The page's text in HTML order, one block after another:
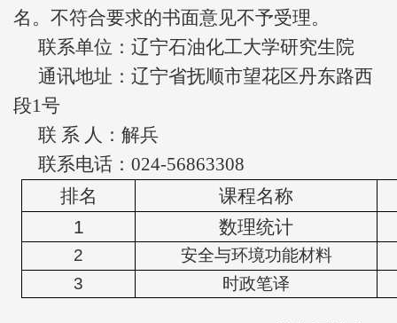
名。不符合要求的书面意见不予受理。
联系单位：辽宁石油化工大学研究生院
通讯地址：辽宁省抚顺市望花区丹东路西
段1号
联 系 人：解兵
联系电话：024-56863308
排名
课程名称
1
数理统计
2
安全与环境功能材料
3
时政笔译